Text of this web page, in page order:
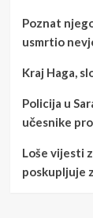
Poznat
usmrtio
Kraj Haga,
Policija u
učesnike
Loše vijesti
poskupljuje